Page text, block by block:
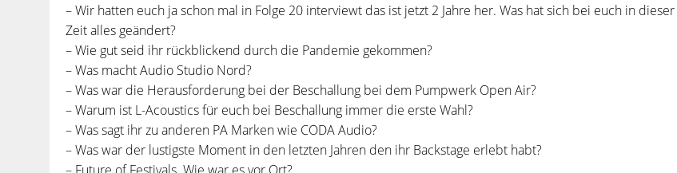
– Wir hatten euch ja schon mal in Folge 20 interviewt das ist jetzt 2 Jahre her. Was hat sich bei euch in dieser
Zeit alles geändert?
– Wie gut seid ihr rückblickend durch die Pandemie gekommen?
– Was macht Audio Studio Nord?
– Was war die Herausforderung bei der Beschallung bei dem Pumpwerk Open Air?
– Warum ist L-Acoustics für euch bei Beschallung immer die erste Wahl?
– Was sagt ihr zu anderen PA Marken wie CODA Audio?
– Was war der lustigste Moment in den letzten Jahren den ihr Backstage erlebt habt?